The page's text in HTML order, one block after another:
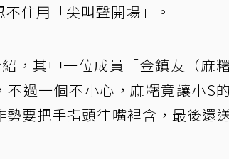
住用「尖叫聲開場」。
，其中一位成員「金鎮友（麻糬
過一個不小心，麻糬竟讓小S
要把手指頭往嘴裡含，最後還